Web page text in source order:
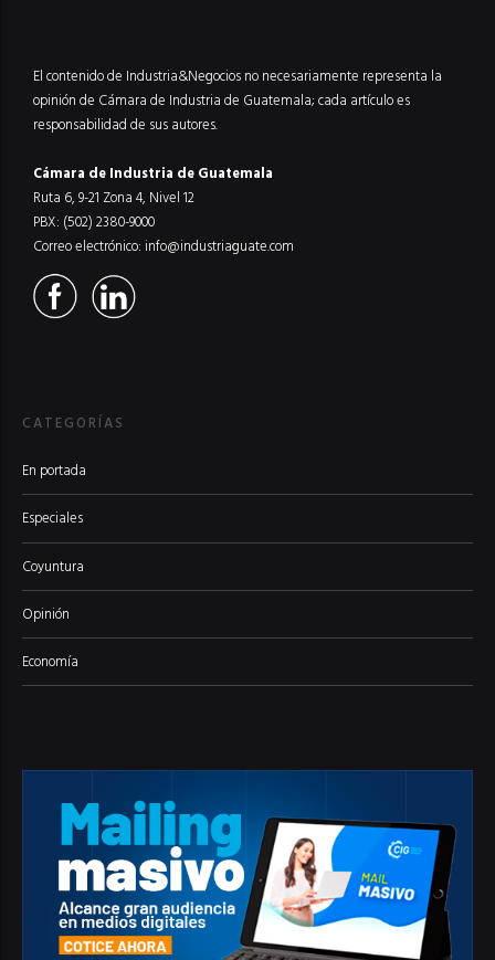
El contenido de Industria&Negocios no necesariamente representa la
opinión de Cámara de Industria de Guatemala; cada artículo es
responsabilidad de sus autores.
Cámara de Industria de Guatemala
Ruta 6, 9-21 Zona 4, Nivel 12
PBX: (502) 2380-9000
Correo electrónico: info@industriaguate.com
CATEGORÍAS
En portada
Especiales
Coyuntura
Opinión
Economía